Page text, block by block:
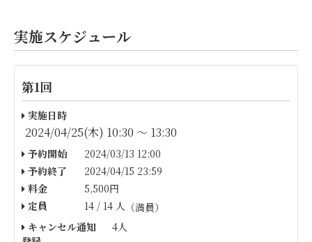
実施スケジュール
第1回
実施日時
2024/04/25(木) 10:30 〜 13:30
予約開始
2024/03/13 12:00
予約終了
2024/04/15 23:59
料金
5,500円
定員
14 / 14 人 （満員）
キャンセル通知
4人